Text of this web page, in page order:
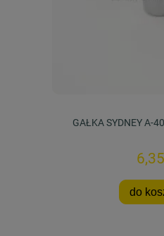
GAŁKA SYDNEY A-
do